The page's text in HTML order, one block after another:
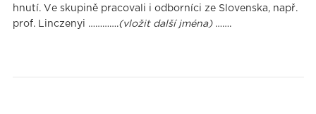
hnutí. Ve skupině pracovali i odborníci ze Slovenska, např.
prof. Linczenyi ………….(vložit další jména) …….